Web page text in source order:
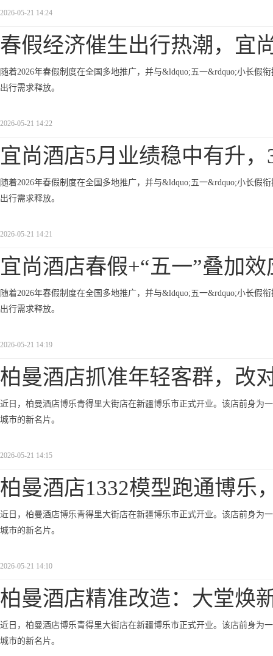
2026-05-21 14:24
春假经济催生出行热潮，宜
随着2026年春假制度在全国多地推广，并与&ldquo;五一&rdquo;小长假
出行需求释放。
2026-05-21 14:22
宜尚酒店5月业绩稳中有升，
随着2026年春假制度在全国多地推广，并与&ldquo;五一&rdquo;小长假
出行需求释放。
2026-05-21 14:21
宜尚酒店春假+“五一”叠加效
随着2026年春假制度在全国多地推广，并与&ldquo;五一&rdquo;小长假
出行需求释放。
2026-05-21 14:19
柏曼酒店抓准年轻客群，改
近日，柏曼酒店博乐青得里大街店在新疆博乐市正式开业。该店前身为
城市的新名片。
2026-05-21 14:15
柏曼酒店1332模型跑通博乐
近日，柏曼酒店博乐青得里大街店在新疆博乐市正式开业。该店前身为
城市的新名片。
2026-05-21 14:10
柏曼酒店精准改造：大堂焕
近日，柏曼酒店博乐青得里大街店在新疆博乐市正式开业。该店前身为
城市的新名片。